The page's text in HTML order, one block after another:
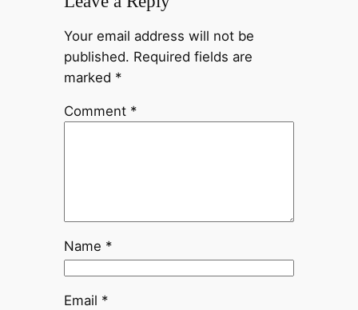
Your email address will not be
published. Required fields are
marked *
Comment *
Name *
Email *